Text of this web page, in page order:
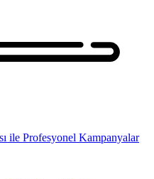
ile Profesyonel Kampanyalar